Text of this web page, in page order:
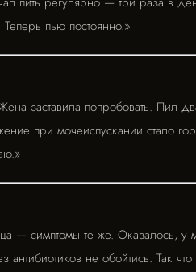
пью постоянно.»
заставила попробовать. Пил
при мочеиспускании стало
— симптомы те же. Оказалось, у
антибиотиков не обойтись. Так